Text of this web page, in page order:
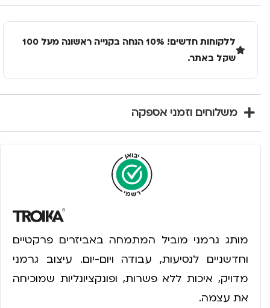
ללקוחות חדשים! 10% הנחה בקנייה ראשונה מעל 100
שקל באתר.
משלוחים וזמני אספקה
מותג גרמני מוביל המתמחה באביזרים פרקטיים
וחדשניים לנסיעות, עבודה ויום-יום. עיצוב גרמני
מדויק, איכות ללא פשרות, ופונקציונליות שמוכיחה
את עצמה.